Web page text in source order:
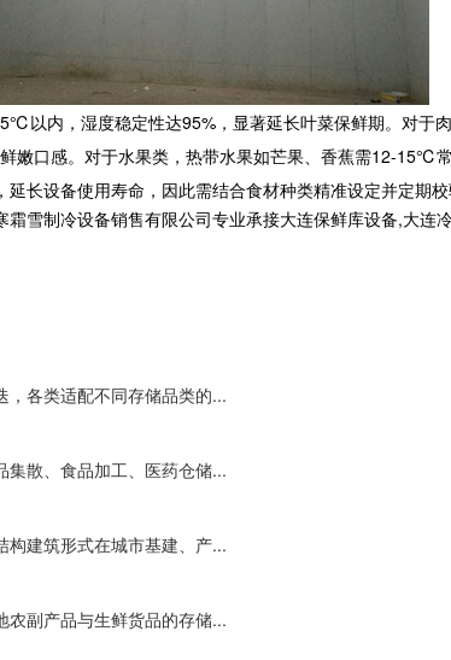
以内，湿度稳定性达95%，显著延长叶菜保鲜期。对
口感。对于水果类，热带水果如芒果、香蕉需12-
长设备使用寿命，因此需结合食材种类精准设定并定期校
雪制冷设备销售有限公司专业承接大连保鲜库设备,大连
，各类适配不同存储品类的...
集散、食品加工、医药仓储...
构建筑形式在城市基建、产...
农副产品与生鲜货品的存储...